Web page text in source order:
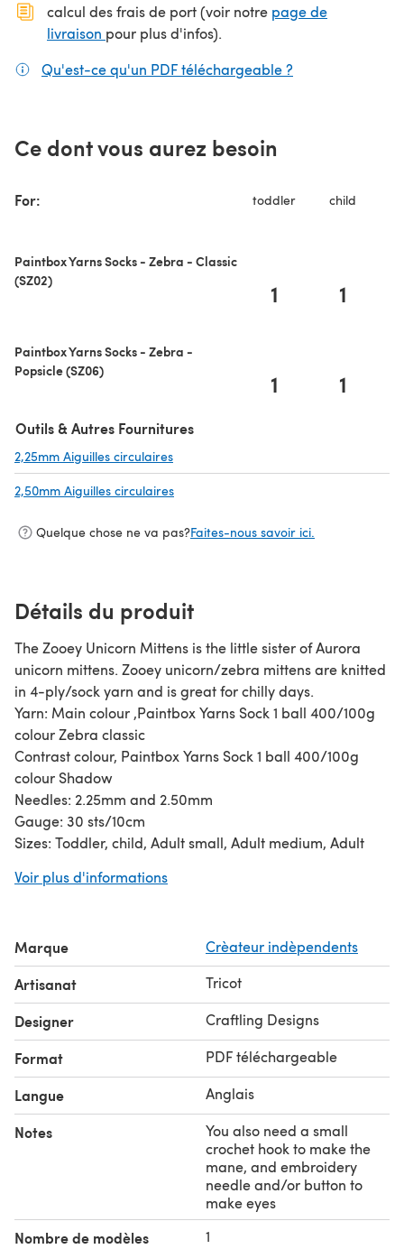
calcul des frais de port (voir notre page de
livraison (s'ouvre dans un nouvel onglet)
pour plus d'infos).
Qu'est-ce qu'un PDF téléchargeable ?
Ce dont vous aurez besoin
For: toddler child
Paintbox Yarns Socks - Zebra - Classic
(SZ02)
1 1
Paintbox Yarns Socks - Zebra -
Popsicle (SZ06)
1 1
Outils & Autres Fournitures
2,25mm Aiguilles circulaires
2,50mm Aiguilles circulaires
Quelque chose ne va pas?Faites-nous savoir ici.
Détails du produit
The Zooey Unicorn Mittens is the little sister of Aurora
unicorn mittens. Zooey unicorn/zebra mittens are knitted
in 4-ply/sock yarn and is great for chilly days.
Yarn: Main colour ,Paintbox Yarns Sock 1 ball 400/100g
colour Zebra classic
Contrast colour, Paintbox Yarns Sock 1 ball 400/100g
colour Shadow
Needles: 2.25mm and 2.50mm
Gauge: 30 sts/10cm
Sizes: Toddler, child, Adult small, Adult medium, Adult
Voir plus d'informations
Marque Crèateur indèpendents
Artisanat Tricot
Designer Craftling Designs
Format PDF téléchargeable
Langue Anglais
Notes
You also need a small
crochet hook to make the
mane, and embroidery
needle and/or button to
make eyes
Nombre de modèles 1